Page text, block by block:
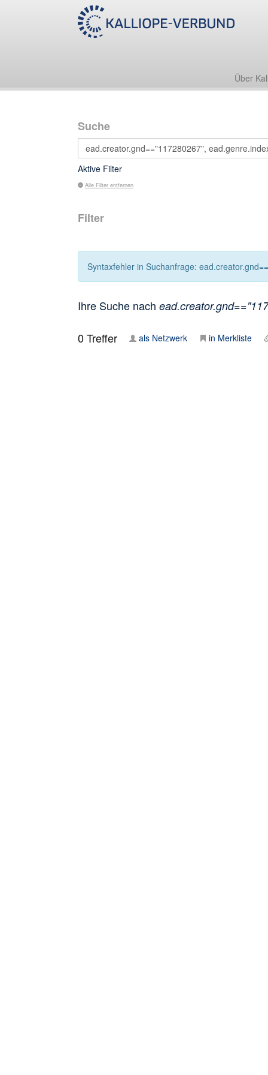
Über
Suche
Aktive Filter
Alle Filter entfernen
Filter
Syntaxfehler in Suchanfrage:
Ihre Suche nach
0Treffer als Netzwerk in Merkliste